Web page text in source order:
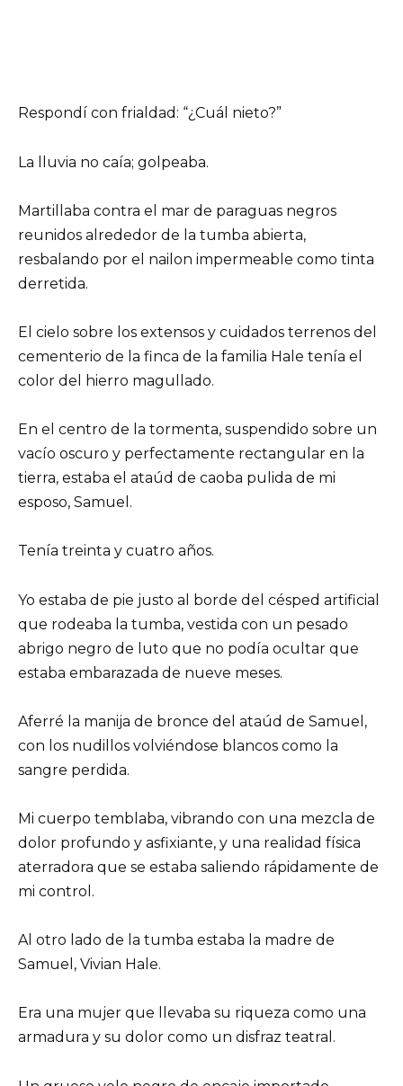
Respondí con frialdad: “¿Cuál nieto?”
La lluvia no caía; golpeaba.
Martillaba contra el mar de paraguas negros
reunidos alrededor de la tumba abierta,
resbalando por el nailon impermeable como tinta
derretida.
El cielo sobre los extensos y cuidados terrenos del
cementerio de la finca de la familia Hale tenía el
color del hierro magullado.
En el centro de la tormenta, suspendido sobre un
vacío oscuro y perfectamente rectangular en la
tierra, estaba el ataúd de caoba pulida de mi
esposo, Samuel.
Tenía treinta y cuatro años.
Yo estaba de pie justo al borde del césped artificial
que rodeaba la tumba, vestida con un pesado
abrigo negro de luto que no podía ocultar que
estaba embarazada de nueve meses.
Aferré la manija de bronce del ataúd de Samuel,
con los nudillos volviéndose blancos como la
sangre perdida.
Mi cuerpo temblaba, vibrando con una mezcla de
dolor profundo y asfixiante, y una realidad física
aterradora que se estaba saliendo rápidamente de
mi control.
Al otro lado de la tumba estaba la madre de
Samuel, Vivian Hale.
Era una mujer que llevaba su riqueza como una
armadura y su dolor como un disfraz teatral.